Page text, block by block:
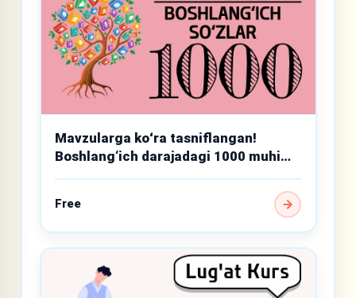
Mavzularga koʻra tasniflangan!
Boshlang‘ich darajadagi 1000 muhim
so‘z
Free